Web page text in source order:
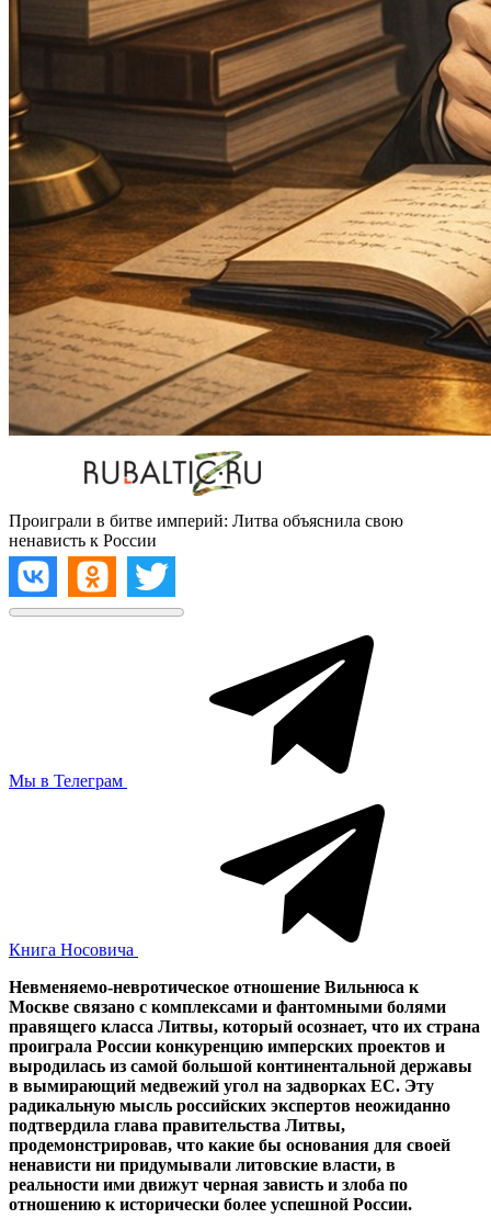
Проиграли в битве империй: Литва объяснила свою
ненависть к России
Мы в Телеграм
Книга Носовича
Невменяемо-невротическое отношение Вильнюса к
Москве связано с комплексами и фантомными болями
правящего класса Литвы, который осознает, что их страна
проиграла России конкуренцию имперских проектов и
выродилась из самой большой континентальной державы
в вымирающий медвежий угол на задворках ЕС. Эту
радикальную мысль российских экспертов неожиданно
подтвердила глава правительства Литвы,
продемонстрировав, что какие бы основания для своей
ненависти ни придумывали литовские власти, в
реальности ими движут черная зависть и злоба по
отношению к исторически более успешной России.